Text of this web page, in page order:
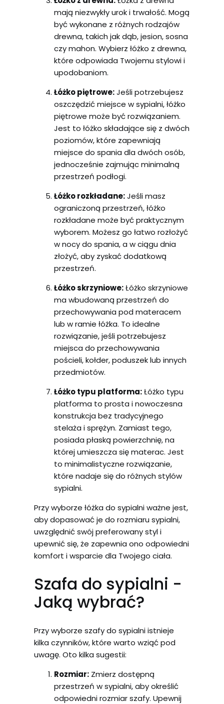
mają niezwykły urok i trwałość. Mogą
być wykonane z różnych rodzajów
drewna, takich jak dąb, jesion, sosna
czy mahon. Wybierz łóżko z drewna,
które odpowiada Twojemu stylowi i
upodobaniom.
Łóżko piętrowe:Jeśli potrzebujesz
oszczędzić miejsce w sypialni, łóżko
piętrowe może być rozwiązaniem.
Jest to łóżko składające się z dwóch
poziomów, które zapewniają
miejsce do spania dla dwóch osób,
jednocześnie zajmując minimalną
przestrzeń podłogi.
Łóżko rozkładane:Jeśli masz
ograniczoną przestrzeń, łóżko
rozkładane może być praktycznym
wyborem. Możesz go łatwo rozłożyć
w nocy do spania, a w ciągu dnia
złożyć, aby zyskać dodatkową
przestrzeń.
Łóżko skrzyniowe:Łóżko skrzyniowe
ma wbudowaną przestrzeń do
przechowywania pod materacem
lub w ramie łóżka. To idealne
rozwiązanie, jeśli potrzebujesz
miejsca do przechowywania
pościeli, kołder, poduszek lub innych
przedmiotów.
Łóżko typu platforma:Łóżko typu
platforma to prosta i nowoczesna
konstrukcja bez tradycyjnego
stelaża i sprężyn. Zamiast tego,
posiada płaską powierzchnię, na
której umieszcza się materac. Jest
to minimalistyczne rozwiązanie,
które nadaje się do różnych stylów
sypialni.
Przy wyborze łóżka do sypialni ważne jest,
aby dopasować je do rozmiaru sypialni,
uwzględnić swój preferowany styl i
upewnić się, że zapewnia ono odpowiedni
komfort i wsparcie dla Twojego ciała.
Szafa do sypialni -
Jaką wybrać?
Przy wyborze szafy do sypialni istnieje
kilka czynników, które warto wziąć pod
uwagę. Oto kilka sugestii:
Rozmiar: Zmierz dostępną
przestrzeń w sypialni, aby określić
odpowiedni rozmiar szafy. Upewnij